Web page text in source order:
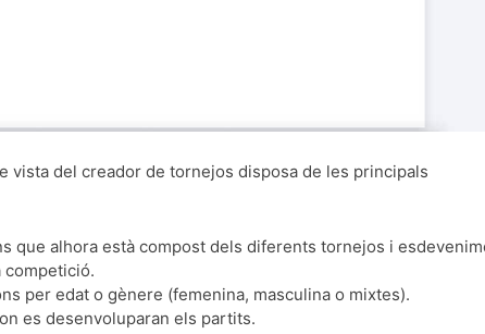
vista del creador de tornejos disposa de les principals
que alhora està compost dels diferents tornejos i
competició.
per edat o gènere (femenina, masculina o mixtes).
on es desenvoluparan els partits.